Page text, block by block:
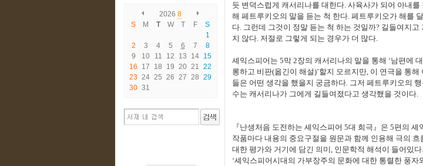
2026 8
S
M T W T F
S
1
2
3 4 5 6 7
8
9
10 11 12 13 14 15
16
17 18 19 20 21 22
23 24 25 26 27 28 29
30 31
듯 변덕스럽게 캐서리나를 대한다. 사육사가 되어 아내를
해 페트루키오의 말을 듣는 척 한다. 페트루키오가 해를
다. 그런데 그것이 정말 듣는 척 하는 것일까? 길들여지고
지 않다. 저절로 그렇게 되는 경우가 더 많다.
셰익스피어는 5막 2장의 캐서리나의 말을 통해 ‘남편에
롱하고 비판(옮긴이 해설)’할지 모르지만, 이 연극을 통해
들은 어떤 생각을 했을지 궁금하다. 그저 페트루키오의
수는 캐서리나가 그에게 길들여졌다고 생각했을 것이다.
『난생처음 도전하는 셰익스피어 5대 희극』 은 5편의 셰
작품마다 내용의 중요구절을 원문과 함께 인용해 극의
대한 평가와 거기에 담긴 의미, 인문학적 해석이 들어있다.
‘셰익스피어시대의 가부장주의 문화에 대한 통렬한 풍자